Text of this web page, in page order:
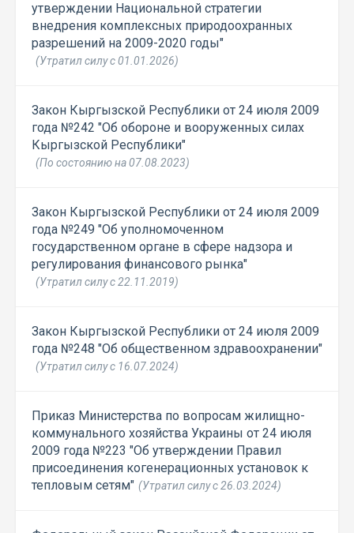
утверждении Национальной стратегии
внедрения комплексных природоохранных
разрешений на 2009-2020 годы"
(Утратил силу с 01.01.2026)
Закон Кыргызской Республики от 24 июля 2009
года №242 "Об обороне и вооруженных силах
Кыргызской Республики"
(По состоянию на 07.08.2023)
Закон Кыргызской Республики от 24 июля 2009
года №249 "Об уполномоченном
государственном органе в сфере надзора и
регулирования финансового рынка"
(Утратил силу с 22.11.2019)
Закон Кыргызской Республики от 24 июля 2009
года №248 "Об общественном здравоохранении"
(Утратил силу с 16.07.2024)
Приказ Министерства по вопросам жилищно-
коммунального хозяйства Украины от 24 июля
2009 года №223 "Об утверждении Правил
присоединения когенерационных установок к
тепловым сетям" (Утратил силу с 26.03.2024)